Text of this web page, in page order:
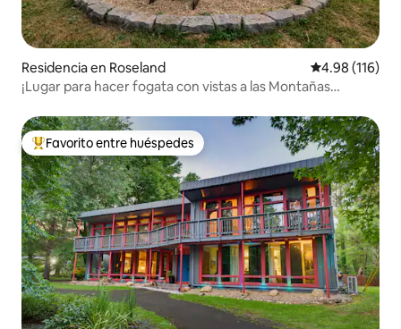
Residencia en Roseland Calificación
4.98 (116)
¡Lugar para hacer fogata con vistas a las Montañas
De los mejores en Favorito entre huéspedes
Favorito entre huéspedes